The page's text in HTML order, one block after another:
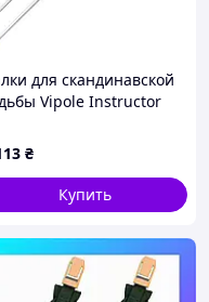
для скандинавской
Vipole Instructor
₴
Купить